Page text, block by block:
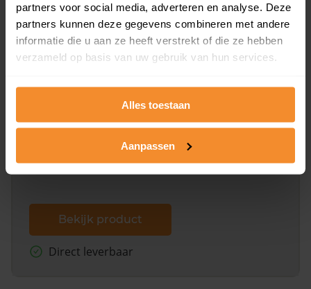
partners voor social media, adverteren en analyse. Deze
partners kunnen deze gegevens combineren met andere
informatie die u aan ze heeft verstrekt of die ze hebben
verzameld op basis van uw gebruik van hun services.
Alles toestaan
Aanpassen
Direct leverbaar
Een uitgebreid overzicht van het perceel en
dit inclusief de luchtfoto!
Bekijk product
Direct leverbaar